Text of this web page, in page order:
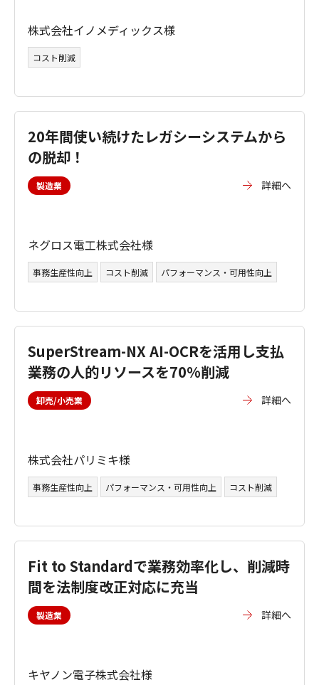
株式会社イノメディックス様
コスト削減
20年間使い続けたレガシーシステムから
の脱却！
製造業 詳細へ
ネグロス電工株式会社様
事務生産性向上 コスト削減 パフォーマンス・可用性向上
SuperStream-NX AI-OCRを活用し支払
業務の人的リソースを70%削減
卸売/小売業 詳細へ
株式会社パリミキ様
事務生産性向上 パフォーマンス・可用性向上 コスト削減
Fit to Standardで業務効率化し、削減時
間を法制度改正対応に充当
製造業 詳細へ
キヤノン電子株式会社様